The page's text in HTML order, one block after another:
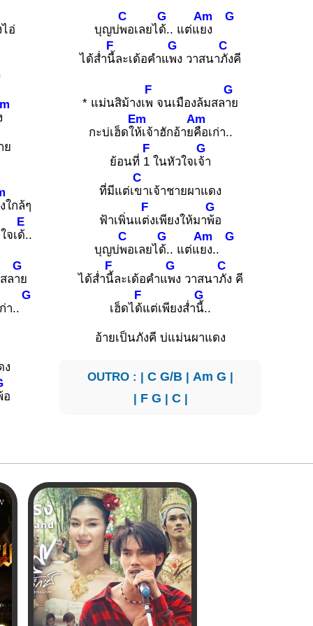
ไอ่
ย
ใกล้ๆ
จเ
E
ด้..
ล
G
าย
า..
G
ง
อ
บุญบ่
C
พอเลยไ
G
ด้.. แต่แ
Am
ยง
G
ได้ส่ำ
F
นี้ละเด้อคำแ
G
พง วาสนา
C
ภังคี
* แม่นสิม้างเ
F
พ จนเมืองล้มสล
G
าย
กะบ่เฮ็ดใ
Em
ห้เจ้าฮักอ้าย
Am
คือเก่า..
ย้อนที่
F
1 ในหัวใจเ
G
จ้า
ที่มีแต่เ
C
ขาเจ้าชายผาแดง
ฟ้าเพิ่นแ
F
ต่งเพียงให้มา
G
พ้อ
บุญบ่
C
พอเลยไ
G
ด้.. แต่แ
Am
ยง..
G
ได้ส่ำ
F
นี้ละเด้อคำแ
G
พง วาสนา
C
ภัง คี
เฮ็ดไ
F
ด้แต่เพียงส่ำ
G
นี้..
อ้ายเป็นภังคี บ่แม่นผาแดง
OUTRO : |C G/B | Am G |
| F G | C|